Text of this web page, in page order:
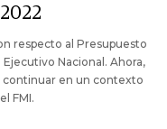
respecto al Presupuesto
Nacional. Ahora,
en un contexto
FMI.